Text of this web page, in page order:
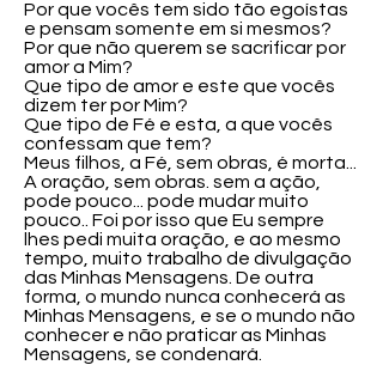
Por que vocês tem sido tão egoístas
e pensam somente em si mesmos?
Por que não querem se sacrificar por
amor a Mim?
Que tipo de amor e este que vocês
dizem ter por Mim?
Que tipo de Fé e esta, a que vocês
confessam que tem?
Meus filhos, a Fé, sem obras, é morta...
A oração, sem obras. sem a ação,
pode pouco... pode mudar muito
pouco.. Foi por isso que Eu sempre
lhes pedi muita oração, e ao mesmo
tempo, muito trabalho de divulgação
das Minhas Mensagens. De outra
forma, o mundo nunca conhecerá as
Minhas Mensagens, e se o mundo não
conhecer e não praticar as Minhas
Mensagens, se condenará.